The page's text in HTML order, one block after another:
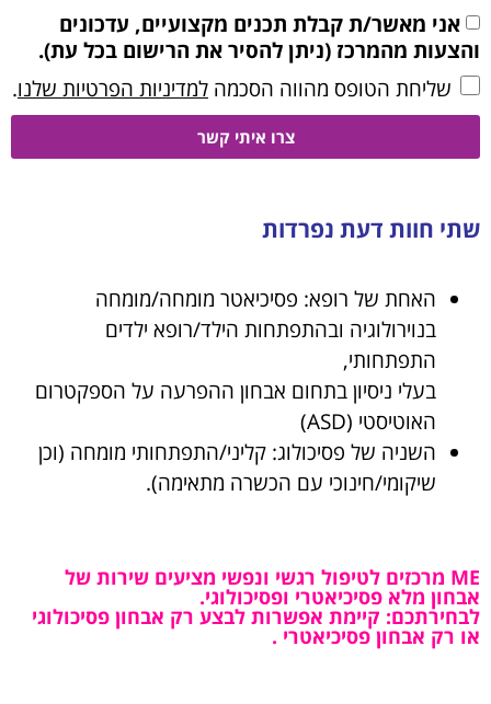
אני מאשר/ת קבלת תכנים מקצועיים, עדכונים
והצעות מהמרכז (ניתן להסיר את הרישום בכל עת).
שליחת הטופס מהווה הסכמה למדיניות הפרטיות שלנו.
צרו איתי קשר
שתי חוות דעת נפרדות
האחת של רופא: פסיכיאטר מומחה/מומחה
בנוירולוגיה ובהתפתחות הילד/רופא ילדים
התפתחותי,
בעלי ניסיון בתחום אבחון ההפרעה על הספקטרום
האוטיסטי (ASD)
השניה של פסיכולוג: קליני/התפתחותי מומחה (וכן
שיקומי/חינוכי עם הכשרה מתאימה).
ME מרכזים לטיפול רגשי ונפשי מציעים שירות של
אבחון מלא פסיכיאטרי ופסיכולוגי.
לבחירתכם: קיימת אפשרות לבצע רק אבחון פסיכולוגי
או רק אבחון פסיכיאטרי .